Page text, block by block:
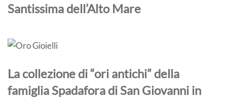
Santissima dell’Alto Mare
La collezione di “ori antichi” della
famiglia Spadafora di San Giovanni in